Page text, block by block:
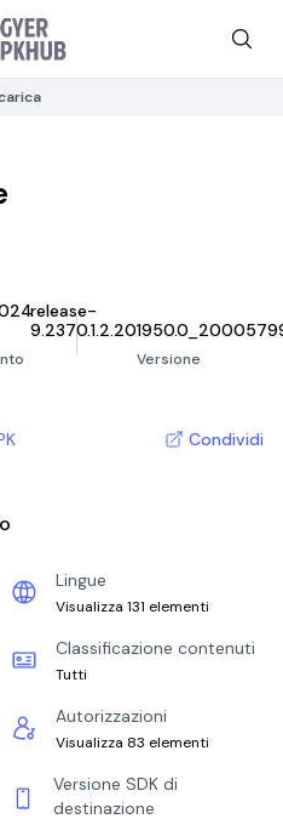
release-
Versione
Condividi
Lingue
Visualizza 131 elementi
Classificazione contenuti
Tutti
Autorizzazioni
Visualizza 83 elementi
Versione SDK di
destinazione